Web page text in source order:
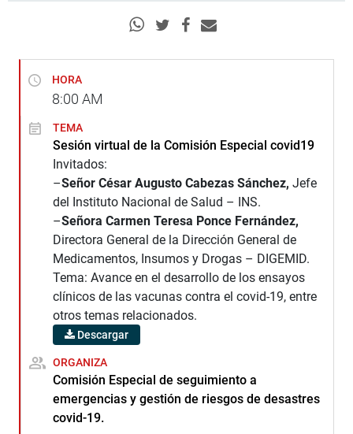
HORA
8:00 AM
TEMA
Sesión virtual de la Comisión Especial covid19
Invitados:
–Señor César Augusto Cabezas Sánchez, Jefe
del Instituto Nacional de Salud – INS.
–Señora Carmen Teresa Ponce Fernández,
Directora General de la Dirección General de
Medicamentos, Insumos y Drogas – DIGEMID.
Tema: Avance en el desarrollo de los ensayos
clínicos de las vacunas contra el covid-19, entre
otros temas relacionados.
Descargar
ORGANIZA
Comisión Especial de seguimiento a
emergencias y gestión de riesgos de desastres
covid-19.